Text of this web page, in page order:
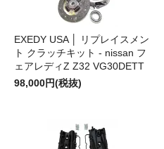
EXEDY USA │ リプレイスメン
ト クラッチキット - nissan フ
ェアレディZ Z32 VG30DETT
98,000円(税抜)